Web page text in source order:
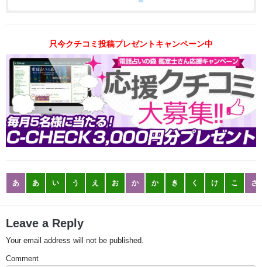
只今クチコミ投稿プレゼントキャンペーン中
あ あ い う え お か か き く け こ さ
Leave a Reply
Your email address will not be published.
Comment